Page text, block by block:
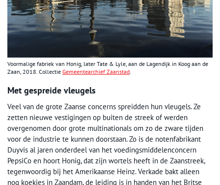
Voormalige fabriek van Honig, later Tate & Lyle, aan de Lagendijk in Koog aan de
Zaan, 2018. Collectie Gemeentearchief Zaanstad
Met gespreide vleugels
Veel van de grote Zaanse concerns spreidden hun vleugels. Ze
zetten nieuwe vestigingen op buiten de streek of werden
overgenomen door grote multinationals om zo de zware tijden
voor de industrie te kunnen doorstaan. Zo is de notenfabrikant
Duyvis al jaren onderdeel van het voedingsmiddelenconcern
PepsiCo en hoort Honig, dat zijn wortels heeft in de Zaanstreek,
tegenwoordig bij het Amerikaanse Heinz. Verkade bakt alleen
nog koekjes in Zaandam, de leiding is in handen van het Britse